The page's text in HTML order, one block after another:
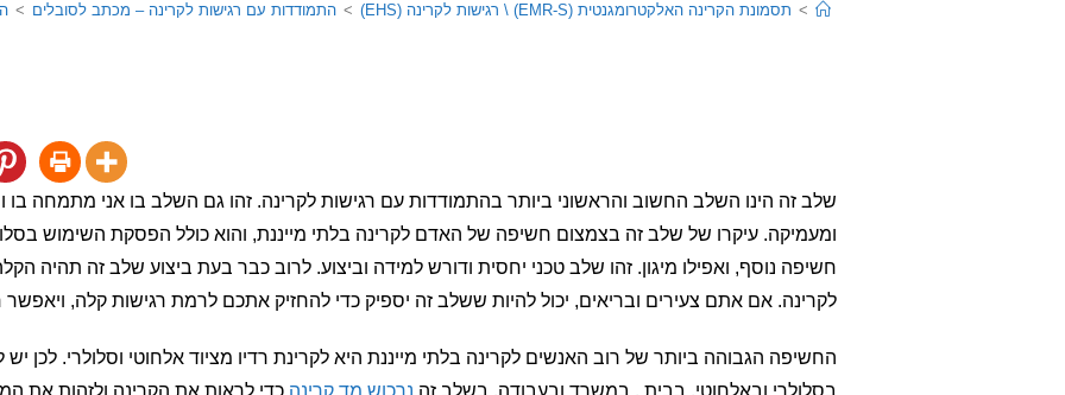
> תסמונת הקרינה האלקטרומגנטית (EMR-S) \ רגישות לקרינה (EHS) > התמודדות עם רגישות לקרינה – מכתב לסובלים >
שלב זה הינו השלב החשוב והראשוני ביותר בהתמודדות עם רגישות לקרינה. זהו גם השלב בו אני מתמחה בו
ומעמיקה. עיקרו של שלב זה בצמצום חשיפה של האדם לקרינה בלתי מייננת, והוא כולל הפסקת השימוש
חשיפה נוסף, ואפילו מיגון. זהו שלב טכני יחסית ודורש למידה וביצוע. לרוב כבר בעת ביצוע שלב זה תהיה
לקרינה. אם אתם צעירים ובריאים, יכול להיות ששלב זה יספיק כדי להחזיק אתכם לרמת רגישות קלה, ויאפשר
החשיפה הגבוהה ביותר של רוב האנשים לקרינה בלתי מייננת היא לקרינת רדיו מציוד אלחוטי וסלולרי.
בסלולרי ובאלחוטי, בבית , במשרד ובעבודה. בשלב זה נרכוש מד קרינה כדי לראות את הקרינה ולזהות את